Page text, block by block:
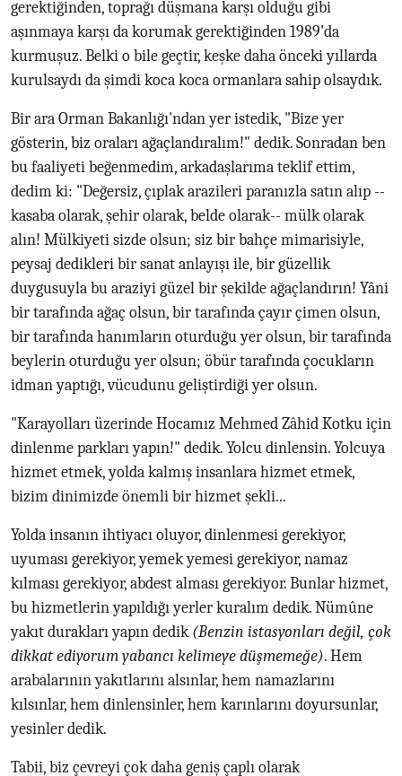
gerektiğinden, toprağı düşmana karşı olduğu gibi
aşınmaya karşı da korumak gerektiğinden 1989'da
kurmuşuz. Belki o bile geçtir, keşke daha önceki yıllarda
kurulsaydı da şimdi koca koca ormanlara sahip olsaydık.
Bir ara Orman Bakanlığı'ndan yer istedik, "Bize yer
gösterin, biz oraları ağaçlandıralım!" dedik. Sonradan ben
bu faaliyeti beğenmedim, arkadaşlarıma teklif ettim,
dedim ki: "Değersiz, çıplak arazileri paranızla satın alıp --
kasaba olarak, şehir olarak, belde olarak-- mülk olarak
alın! Mülkiyeti sizde olsun; siz bir bahçe mimarisiyle,
peysaj dedikleri bir sanat anlayışı ile, bir güzellik
duygusuyla bu araziyi güzel bir şekilde ağaçlandırın! Yâni
bir tarafında ağaç olsun, bir tarafında çayır çimen olsun,
bir tarafında hanımların oturduğu yer olsun, bir tarafında
beylerin oturduğu yer olsun; öbür tarafında çocukların
idman yaptığı, vücudunu geliştirdiği yer olsun.
"Karayolları üzerinde Hocamız Mehmed Zâhid Kotku için
dinlenme parkları yapın!" dedik. Yolcu dinlensin. Yolcuya
hizmet etmek, yolda kalmış insanlara hizmet etmek,
bizim dinimizde önemli bir hizmet şekli...
Yolda insanın ihtiyacı oluyor, dinlenmesi gerekiyor,
uyuması gerekiyor, yemek yemesi gerekiyor, namaz
kılması gerekiyor, abdest alması gerekiyor. Bunlar hizmet,
bu hizmetlerin yapıldığı yerler kuralım dedik. Nümûne
yakıt durakları yapın dedik(Benzin istasyonları değil, çok
dikkat ediyorum yabancı kelimeye düşmemeğe). Hem
arabalarının yakıtlarını alsınlar, hem namazlarını
kılsınlar, hem dinlensinler, hem karınlarını doyursunlar,
yesinler dedik.
Tabii, biz çevreyi çok daha geniş çaplı olarak